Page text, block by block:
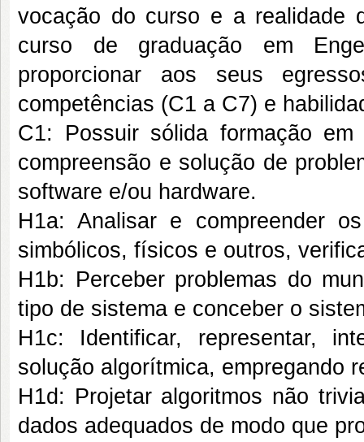
vocação do curso e a realidade
curso de graduação em
proporcionar aos seus
competências (C1 a C7) e
C1: Possuir sólida formação
compreensão e solução de
software e/ou hardware.
H1a: Analisar e compreender
simbólicos, físicos e outros,
H1b: Perceber problemas do
tipo de sistema e conceber o
H1c: Identificar, representar,
solução algorítmica, empregando
H1d: Projetar algoritmos não
dados adequados de modo que